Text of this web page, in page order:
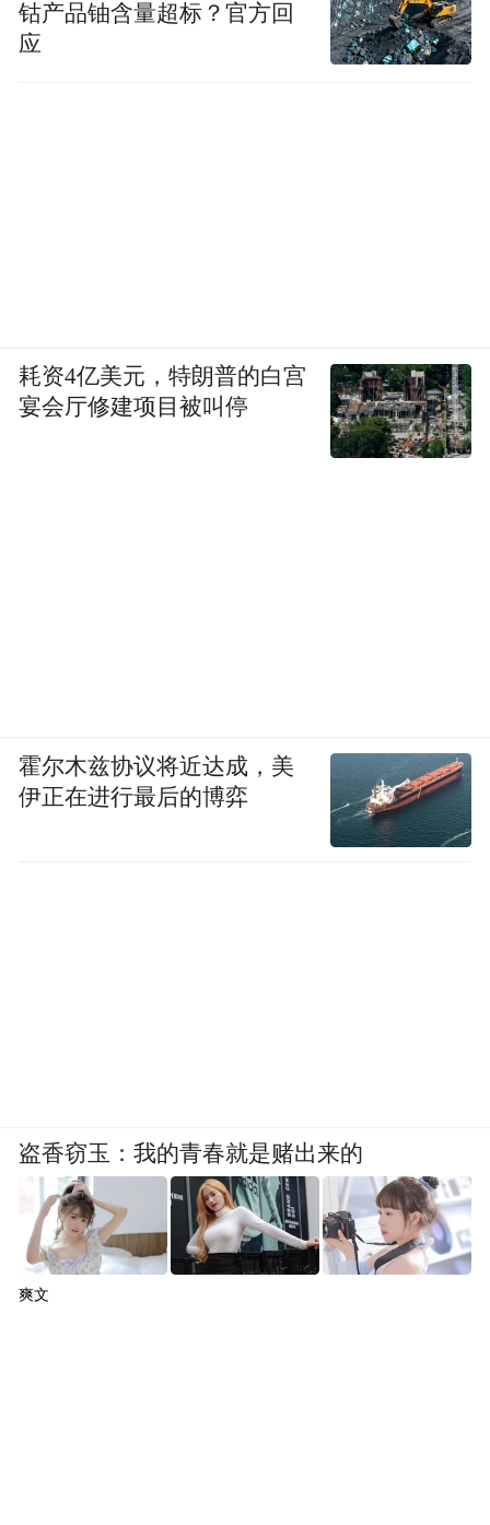
钴产品铀含量超标？官方回
应
耗资4亿美元，特朗普的白宫
宴会厅修建项目被叫停
霍尔木兹协议将近达成，美
伊正在进行最后的博弈
盗香窃玉：我的青春就是赌出来的
爽文